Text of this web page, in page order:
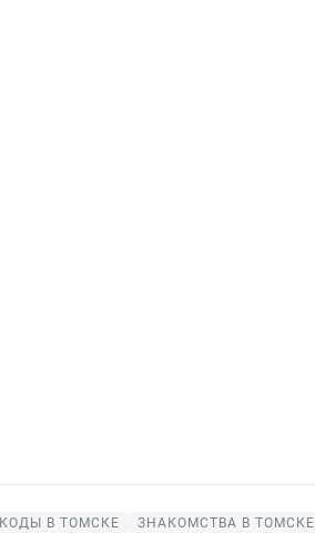
В ТОМСКЕ
ЗНАКОМСТВА В ТОМСКЕ